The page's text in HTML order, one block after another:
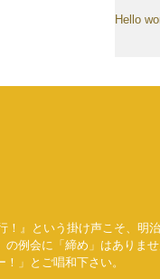
Hello
』という掛け声こそ、明
例会に「締め」はありま
」とご唱和下さい。